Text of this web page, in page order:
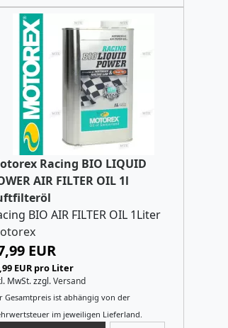
Racing BIO LIQUID
AIR FILTER OIL 1l
BIO AIR FILTER OIL 1Liter
EUR
EUR pro Liter
MwSt.zzgl.Versand
Gesamtpreis ist abhängig von der
im jeweiligen Lieferland.